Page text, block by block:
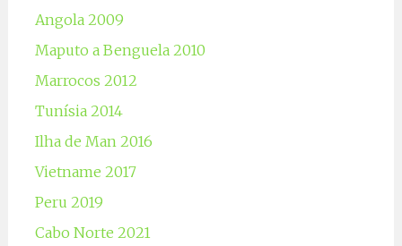
Angola 2009
Maputo a Benguela 2010
Marrocos 2012
Tunísia 2014
Ilha de Man 2016
Vietname 2017
Peru 2019
Cabo Norte 2021